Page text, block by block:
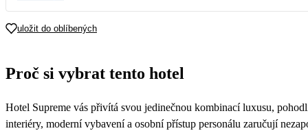
21 22 23 24 25
uložit do oblíbených
Proč si vybrat tento hotel
Hotel Supreme vás přivítá svou jedinečnou kombinací luxusu,
interiéry, moderní vybavení a osobní přístup personálu zaručují